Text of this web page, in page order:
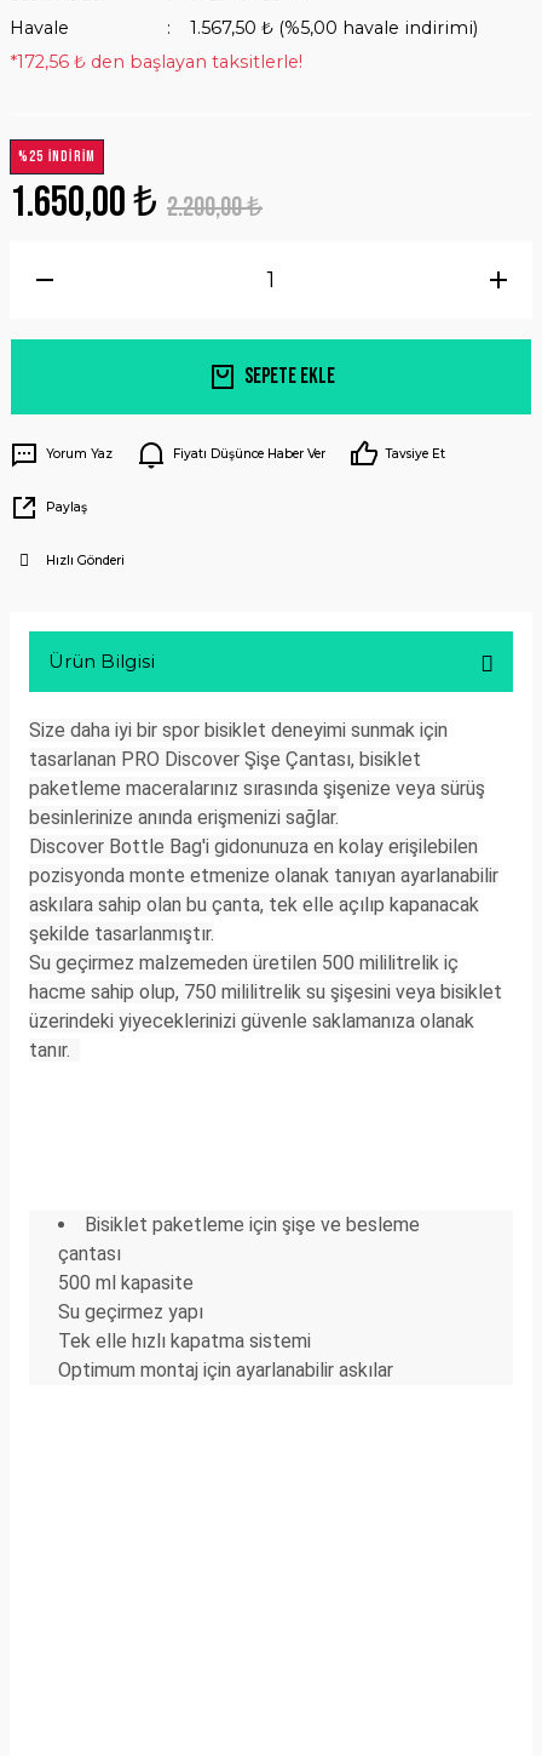
Havale
1.567,50 ₺ (%5,00 havale indirimi)
*172,56 ₺ den başlayan taksitlerle!
%25 İNDİRİM
1.650,00 ₺ 2.200,00 ₺
Sepete Ekle
Yorum Yaz Fiyatı Düşünce Haber Ver Tavsiye Et
Paylaş
Hızlı Gönderi
Ürün Bilgisi
Size daha iyi bir spor bisiklet deneyimi sunmak için
tasarlanan PRO Discover Şişe Çantası, bisiklet
paketleme maceralarınız sırasında şişenize veya sürüş
besinlerinize anında erişmenizi sağlar.
Discover Bottle Bag'i gidonunuza en kolay erişilebilen
pozisyonda monte etmenize olanak tanıyan ayarlanabilir
askılara sahip olan bu çanta, tek elle açılıp kapanacak
şekilde tasarlanmıştır.
Su geçirmez malzemeden üretilen 500 mililitrelik iç
hacme sahip olup, 750 mililitrelik su şişesini veya bisiklet
üzerindeki yiyeceklerinizi güvenle saklamanıza olanak
tanır.
Bisiklet paketleme için şişe ve besleme
çantası
500 ml kapasite
Su geçirmez yapı
Tek elle hızlı kapatma sistemi
Optimum montaj için ayarlanabilir askılar